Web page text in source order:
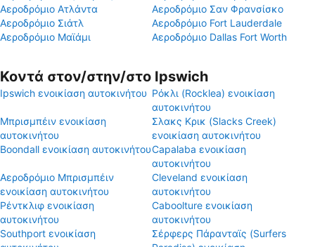
Αεροδρόμιο Ατλάντα
Αεροδρόμιο Σαν Φρανσίσκο
Αεροδρόμιο Σιάτλ
Αεροδρόμιο Fort Lauderdale
Αεροδρόμιο Μαϊάμι
Αεροδρόμιο Dallas Fort Worth
Κοντά στον/στην/στο Ipswich
Ipswich ενοικίαση αυτοκινήτου Ρόκλι (Rocklea) ενοικίαση
αυτοκινήτου
Μπρισμπέιν ενοικίαση
αυτοκινήτου
Σλακς Κρικ (Slacks Creek)
ενοικίαση αυτοκινήτου
Boondall ενοικίαση αυτοκινήτουCapalaba ενοικίαση
αυτοκινήτου
Αεροδρόμιο Μπρισμπέιν
ενοικίαση αυτοκινήτου
Cleveland ενοικίαση
αυτοκινήτου
Ρέντκλιφ ενοικίαση
αυτοκινήτου
Caboolture ενοικίαση
αυτοκινήτου
Southport ενοικίαση
Σέρφερς Πάρανταϊς (Surfers